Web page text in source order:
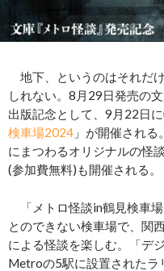
地下、というのはそれだ
しれない。8月29日発売の
出版記念として、9月22日
検車場2024 」が開催され
にまつわるオリジナルの怪
(参加費無料)も開催される。
「メトロ怪談in鶴見検車
とのできない検車場で、関
による怪談を楽しむ。「デ
Metroの5駅に設置されたラ